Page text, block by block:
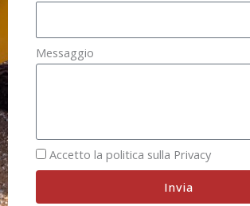
Messaggio
Accetto la politica sulla Privacy
Invia